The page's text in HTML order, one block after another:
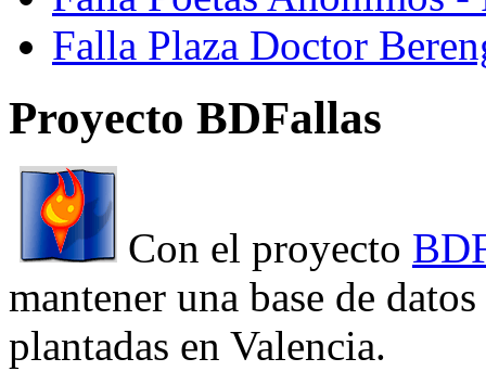
Falla Plaza Doctor
Proyecto BDFallas
Con el proyecto
mantener una base de
plantadas en Valencia.